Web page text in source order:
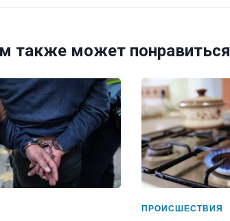
также может понравиться
ПРОИСШЕСТВИЯ